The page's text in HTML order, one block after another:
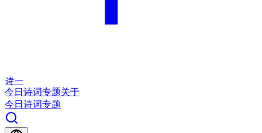
诗一
今日 诗词专题关于
今日 诗词专题